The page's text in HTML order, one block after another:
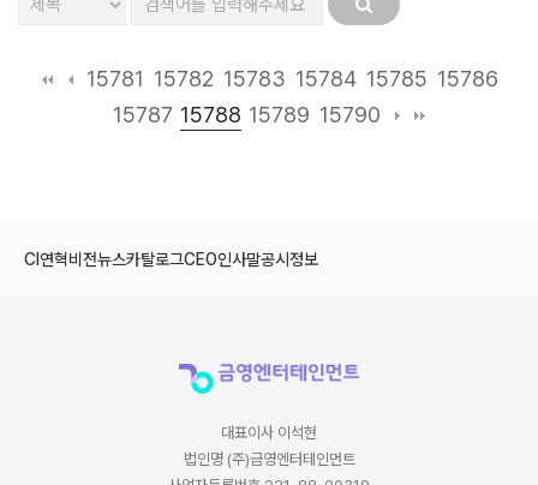
15781 15782 15783 15784 15785 15786
15787 15788 15789 15790
CI 연혁비전뉴스카탈로그CEO인사말공시정보
대표이사 이석현
법인명 (주)금영엔터테인먼트